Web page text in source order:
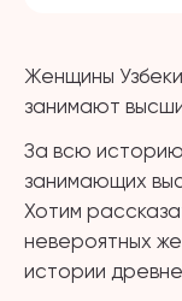
Женщины
занимают
За всю
занимающих
Хотим
невероятных
истории